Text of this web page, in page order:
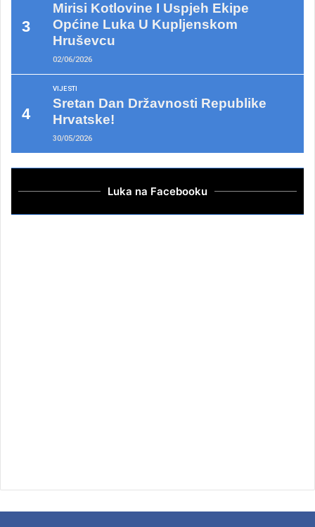
Mirisi Kotlovine I Uspjeh Ekipe
Općine Luka U Kupljenskom
Hruševcu
02/06/2026
VIJESTI
Sretan Dan Državnosti Republike
Hrvatske!
30/05/2026
Luka na Facebooku